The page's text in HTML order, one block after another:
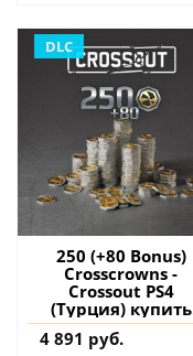
DLC
250 (+80 Bonus)
Сrosscrowns -
Crossout PS4
(Турция) купить
дополнение на
аккаунт
4 891 руб.